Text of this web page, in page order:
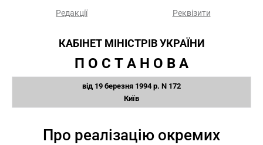
Редакції Реквізити
КАБІНЕТ МІНІСТРІВ УКРАЇНИ
П О С Т А Н О В А
від 19 березня 1994 р. N 172
Київ
Про реалізацію окремих